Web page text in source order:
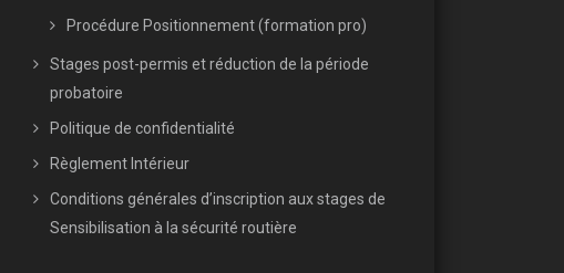
Procédure Positionnement (formation pro)
Stages post-permis et réduction de la période
probatoire
Politique de confidentialité
Règlement Intérieur
Conditions générales d’inscription aux stages de
Sensibilisation à la sécurité routière